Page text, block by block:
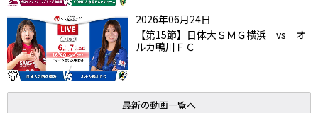
2026年06月24日
【第15節】日体大ＳＭＧ横浜 vs オ
ルカ鴨川ＦＣ
最新の動画一覧へ